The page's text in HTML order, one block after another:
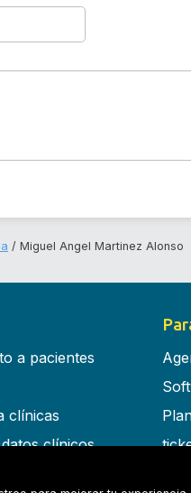
Miguel Angel Martinez Alonso
a pacientes
clínicas
clínicos